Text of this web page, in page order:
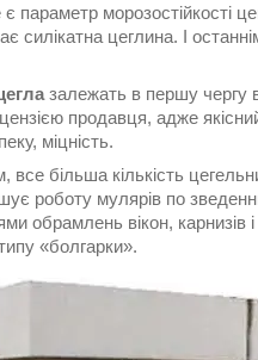
параметр морозостійкості
силікатна цеглина. І
залежать в першу чергу
продавця, адже
міцність.
більша кількість
роботу мулярів по
обрамлень вікон, карнизів
«болгарки».